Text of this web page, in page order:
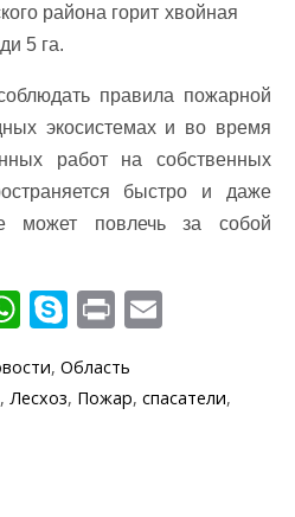
района горит хвойная
5 га.
правила пожарной
экосистемах и во время
работ на собственных
быстро и даже
может повлечь за собой
W
at
S
k
y
p
Pr
t ai
, Область
, Лесхоз, Пожар, спасатели,